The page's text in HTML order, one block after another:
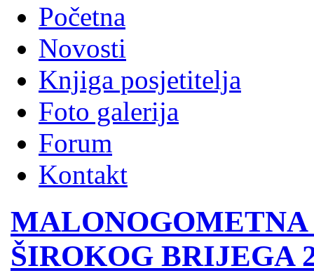
Početna
Novosti
Knjiga posjetitelja
Foto galerija
Forum
Kontakt
ŠIROKOG BRIJEGA